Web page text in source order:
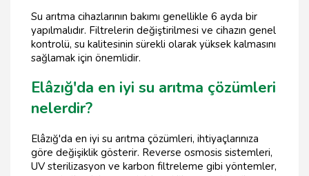
Su arıtma cihazlarının bakımı genellikle 6 ayda bir
yapılmalıdır. Filtrelerin değiştirilmesi ve cihazın genel
kontrolü, su kalitesinin sürekli olarak yüksek kalmasını
sağlamak için önemlidir.
Elâzığ'da en iyi su arıtma çözümleri
nelerdir?
Elâzığ'da en iyi su arıtma çözümleri, ihtiyaçlarınıza
göre değişiklik gösterir. Reverse osmosis sistemleri,
UV sterilizasyon ve karbon filtreleme gibi yöntemler,